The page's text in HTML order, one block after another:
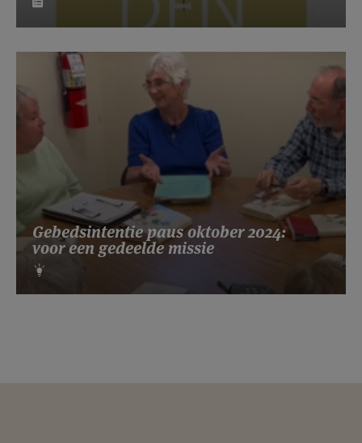
Gebedsintentie paus oktober 2024:
voor een gedeelde missie